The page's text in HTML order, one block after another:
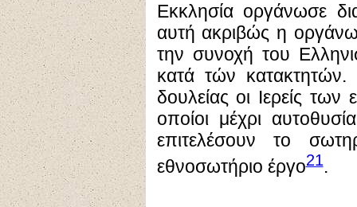
Εκκλησία οργάνωσε
αυτή ακριβώς η
την συνοχή του
κατά τών
δουλείας οι Ιερείς
οποίοι μέχρι
επιτελέσουν το
εθνοσωτήριο έργο21.